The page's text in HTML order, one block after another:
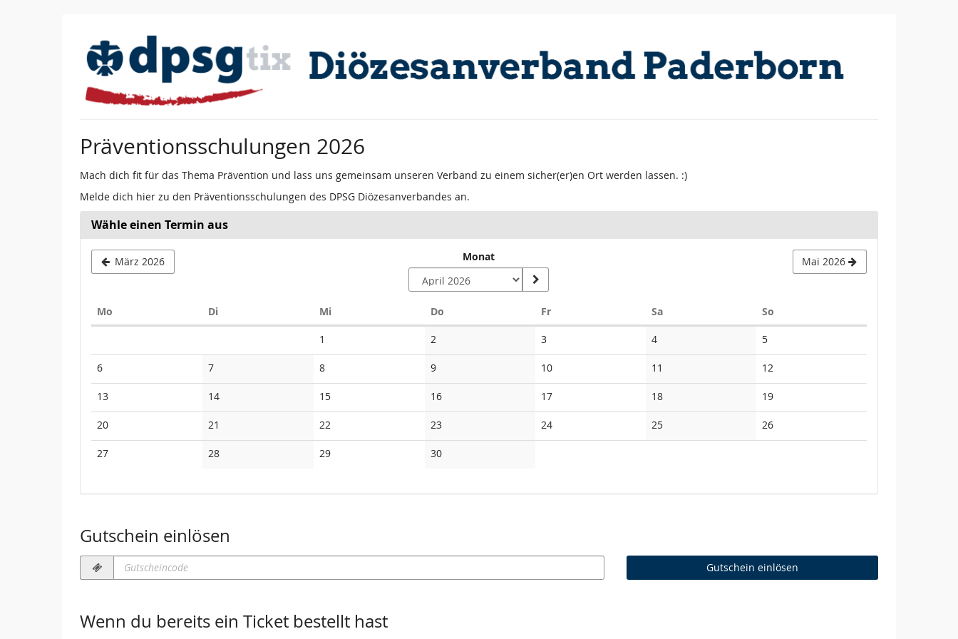
Präventionsschulungen 2026
Mach dich fit für das Thema Prävention und lass uns gemeinsam unseren Verband zu einem sicher(er)en Ort werden lassen. :)
Melde dich hier zu den Präventionsschulungen des DPSG Diözesanverbandes an.
Wähle einen Termin aus
März 2026 Monat Mai 2026
Mo DiDienstag MiMittwoch Do FrFreitag SaSamstag So
1
Veranstaltungen
2
Veranstaltungen
3Keine
Veranstaltungen
4Keine
Veranstaltungen
5Keine
Veranstaltungen
6Keine
Veranstaltungen
7Keine
Veranstaltungen
8Keine
Veranstaltungen
9Keine
Veranstaltungen
10Keine
Veranstaltungen
11
Veranstaltungen
12
Veranstaltungen
13Keine
Veranstaltungen
14Keine
Veranstaltungen
15Keine
Veranstaltungen
16Keine
Veranstaltungen
17Keine
Veranstaltungen
18Keine
Veranstaltungen
19Keine
Veranstaltungen
20Keine
Veranstaltungen
21
Veranstaltungen
22
Veranstaltungen
23Keine
Veranstaltungen
24Keine
Veranstaltungen
25Keine
Veranstaltungen
26Keine
Veranstaltungen
27Keine
28Keine
29Keine
30Keine
Gutschein einlösen
Gutscheincode
erforderlich
Gutschein einlösen
Wenn du bereits ein Ticket bestellt hast